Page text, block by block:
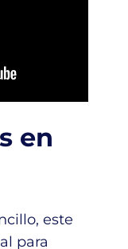
en
este
para